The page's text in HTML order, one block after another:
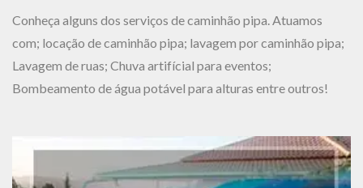
Conheça alguns dos serviços de caminhão pipa. Atuamos
com; locação de caminhão pipa; lavagem por caminhão pipa;
Lavagem de ruas; Chuva artifícial para eventos;
Bombeamento de água potável para alturas entre outros!